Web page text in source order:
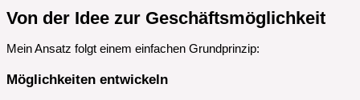
Von der Idee zur Geschäftsmöglichkeit
Mein Ansatz folgt einem einfachen Grundprinzip:
Möglichkeiten entwickeln